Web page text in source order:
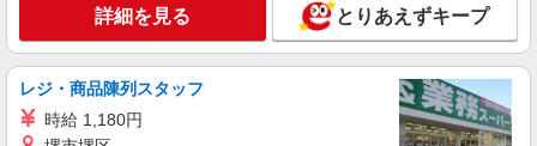
詳細を見る とりあえずキープ
レジ・商品陳列スタッフ
時給 1,180円